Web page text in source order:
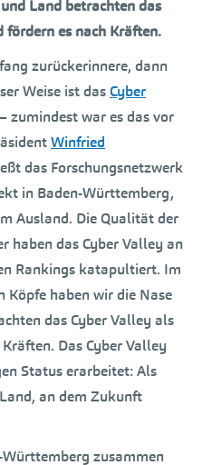
Land betrachten das
fördern es nach Kräften.
zurückerinnere, dann
Weise ist dasCyber
zumindest war es das vor
Winfried
das Forschungsnetzwerk
in Baden-Württemberg,
Ausland. Die Qualität der
haben das Cyber Valley an
Rankings katapultiert. Im
Köpfe haben wir die Nase
das Cyber Valley als
Das Cyber Valley
Status erarbeitet: Als
an dem Zukunft
zusammen